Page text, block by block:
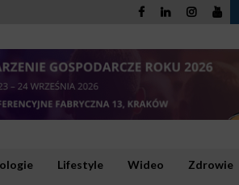
Lifestyle Wideo Zdrowie